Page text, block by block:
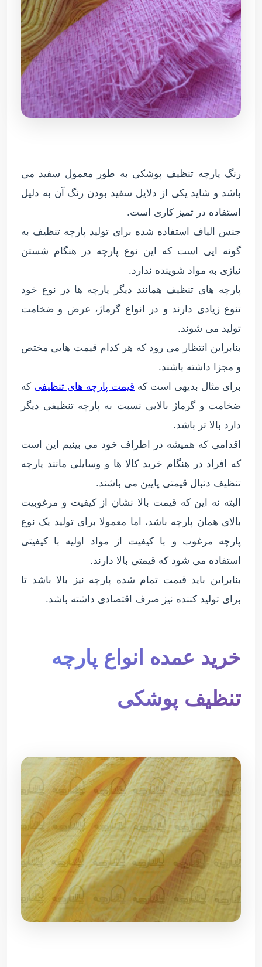
رنگ پارچه تنظیف پوشکی به طور معمول سفید می
باشد و شاید یکی از دلایل سفید بودن رنگ آن به دلیل
استفاده در تمیز کاری است.
جنس الیاف استفاده شده برای تولید پارچه تنظیف به
گونه ایی است که این نوع پارچه در هنگام شستن
نیازی به مواد شوینده ندارد.
پارچه های تنظیف همانند دیگر پارچه ها در نوع خود
تنوع زیادی دارند و در انواع گرماژ، عرض و ضخامت
تولید می شوند.
بنابراین انتظار می رود که هر کدام قیمت هایی مختص
و مجزا داشته باشند.
برای مثال بدیهی است که قیمت پارچه های تنظیفی که
ضخامت و گرماژ بالایی نسبت به پارچه تنظیفی دیگر
دارد بالا تر باشد.
اقدامی که همیشه در اطراف خود می بینیم این است
که افراد در هنگام خرید کالا ها و وسایلی مانند پارچه
تنظیف دنبال قیمتی پایین می باشند.
البته نه این که قیمت بالا نشان از کیفیت و مرغوبیت
بالای همان پارچه باشد، اما معمولا برای تولید یک نوع
پارچه مرغوب و با کیفیت از مواد اولیه با کیفیتی
استفاده می شود که قیمتی بالا دارند.
بنابراین باید قیمت تمام شده پارچه نیز بالا باشد تا
برای تولید کننده نیز صرف اقتصادی داشته باشد.
خرید عمده انواع پارچه
تنظیف پوشکی